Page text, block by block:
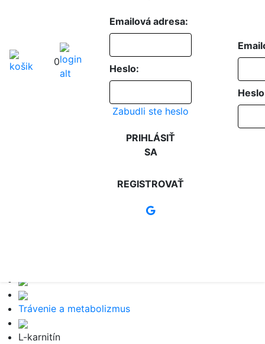
0
Emailová adresa:
Heslo:
Zabudli ste heslo
PRIHLÁSIŤ
SA
REGISTROVAŤ
Trávenie a metabolizmus
L-karnitín